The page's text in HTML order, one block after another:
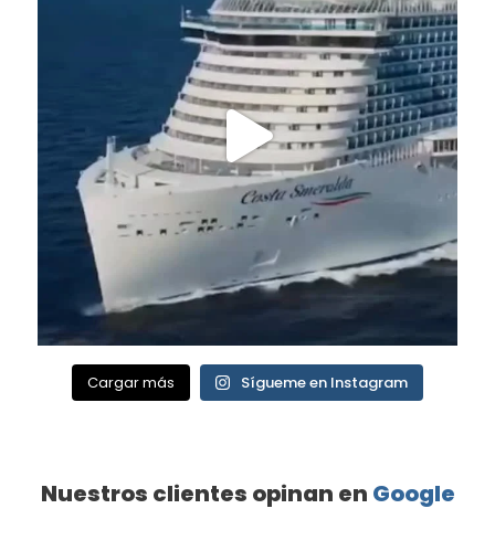
Cargar más Sígueme en Instagram
Nuestros clientes opinan en Google